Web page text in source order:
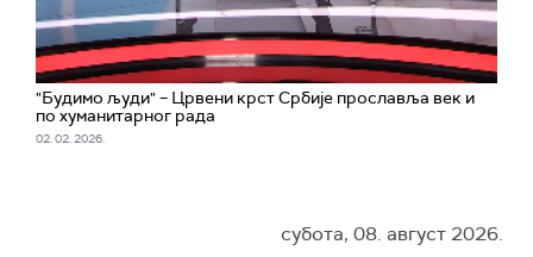
"Будимо људи" – Црвени крст Србије прославља век и
по хуманитарног рада
02. 02. 2026.
субота, 08. август 2026.